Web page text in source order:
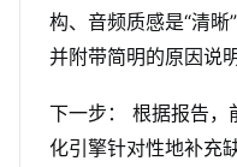
构、音频质感是“清晰
并附带简明的原因说明
下一步： 根据报告，
化引擎针对性地补充